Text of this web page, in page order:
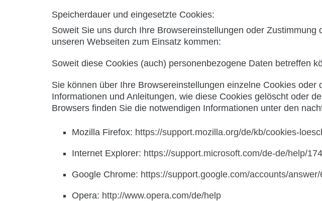
Speicherdauer und eingesetzte Cookies:
Soweit Sie uns durch Ihre Browsereinstellungen oder
unseren Webseiten zum Einsatz kommen:
Soweit diese Cookies (auch) personenbezogene Daten betreffen
Sie können über Ihre Browsereinstellungen einzelne Cookies
Informationen und Anleitungen, wie diese Cookies gelöscht oder
Browsers finden Sie die notwendigen Informationen unter den
Mozilla Firefox: https://support.mozilla.org/de/kb/cookies-
Internet Explorer: https://support.microsoft.com/de-de/help/
Google Chrome: https://support.google.com/accounts/
Opera: http://www.opera.com/de/help